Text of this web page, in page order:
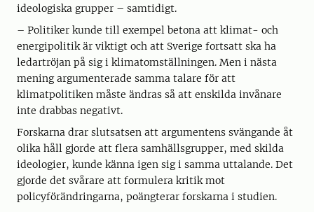
ideologiska grupper – samtidigt.
– Politiker kunde till exempel betona att klimat- och
energipolitik är viktigt och att Sverige fortsatt ska ha
ledartröjan på sig i klimatomställningen. Men i nästa
mening argumenterade samma talare för att
klimatpolitiken måste ändras så att enskilda invånare
inte drabbas negativt.
Forskarna drar slutsatsen att argumentens svängande åt
olika håll gjorde att flera samhällsgrupper, med skilda
ideologier, kunde känna igen sig i samma uttalande. Det
gjorde det svårare att formulera kritik mot
policyförändringarna, poängterar forskarna i studien.